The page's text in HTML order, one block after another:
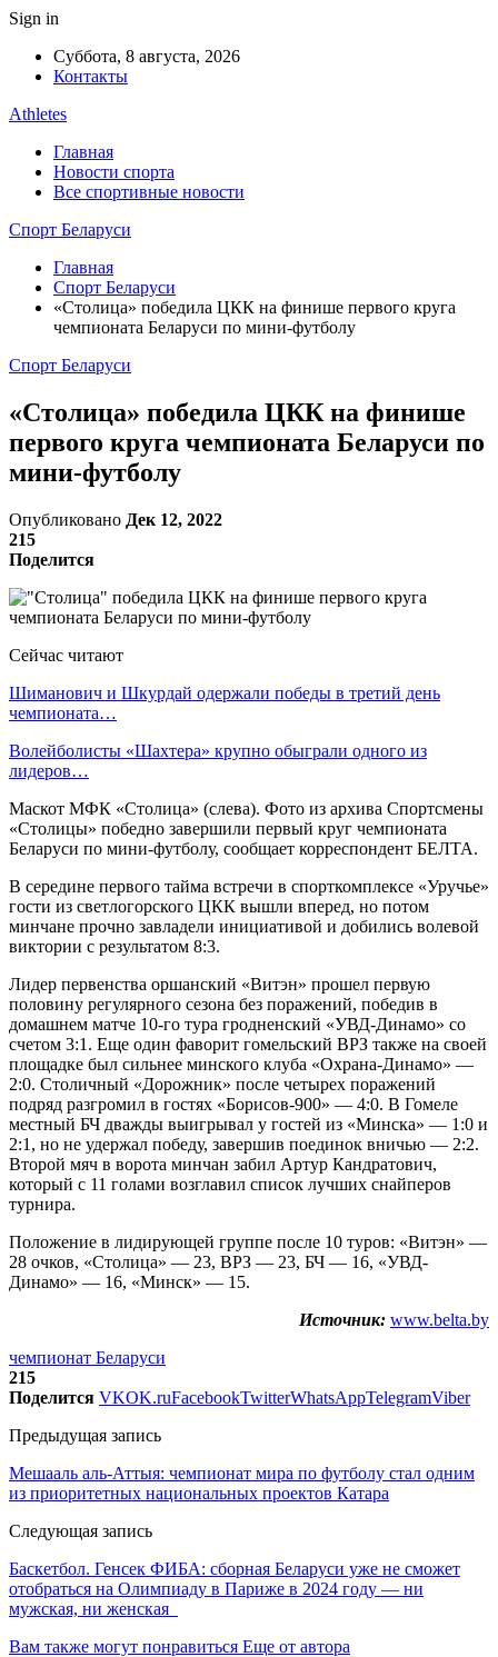
Sign in
Суббота, 8 августа, 2026
Контакты
Athletes
Главная
Новости спорта
Все спортивные новости
Спорт Беларуси
Главная
Спорт Беларуси
«Столица» победила ЦКК на финише первого круга
чемпионата Беларуси по мини-футболу
Спорт Беларуси
«Столица» победила ЦКК на финише
первого круга чемпионата Беларуси по
мини-футболу
Опубликовано Дек 12, 2022
215
Поделится
Сейчас читают
Шиманович и Шкурдай одержали победы в третий день
чемпионата…
Волейболисты «Шахтера» крупно обыграли одного из
лидеров…
Маскот МФК «Столица» (слева). Фото из архива Спортсмены
«Столицы» победно завершили первый круг чемпионата
Беларуси по мини-футболу, сообщает корреспондент БЕЛТА.
В середине первого тайма встречи в спорткомплексе «Уручье»
гости из светлогорского ЦКК вышли вперед, но потом
минчане прочно завладели инициативой и добились волевой
виктории с результатом 8:3.
Лидер первенства оршанский «Витэн» прошел первую
половину регулярного сезона без поражений, победив в
домашнем матче 10-го тура гродненский «УВД-Динамо» со
счетом 3:1. Еще один фаворит гомельский ВРЗ также на своей
площадке был сильнее минского клуба «Охрана-Динамо» —
2:0. Столичный «Дорожник» после четырех поражений
подряд разгромил в гостях «Борисов-900» — 4:0. В Гомеле
местный БЧ дважды выигрывал у гостей из «Минска» — 1:0 и
2:1, но не удержал победу, завершив поединок вничью — 2:2.
Второй мяч в ворота минчан забил Артур Кандратович,
который с 11 голами возглавил список лучших снайперов
турнира.
Положение в лидирующей группе после 10 туров: «Витэн» —
28 очков, «Столица» — 23, ВРЗ — 23, БЧ — 16, «УВД-
Динамо» — 16, «Минск» — 15.
Источник: www.belta.by
чемпионат Беларуси
215
Поделится VKOK.ruFacebookTwitterWhatsAppTelegramViber
Предыдущая запись
Мешааль аль-Аттыя: чемпионат мира по футболу стал одним
из приоритетных национальных проектов Катара
Следующая запись
Баскетбол. Генсек ФИБА: сборная Беларуси уже не сможет
отобраться на Олимпиаду в Париже в 2024 году — ни
мужская, ни женская
Вам также могут понравиться Еще от автора